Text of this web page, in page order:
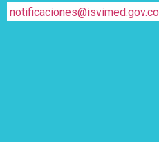
notificaciones@isvimed.gov.co